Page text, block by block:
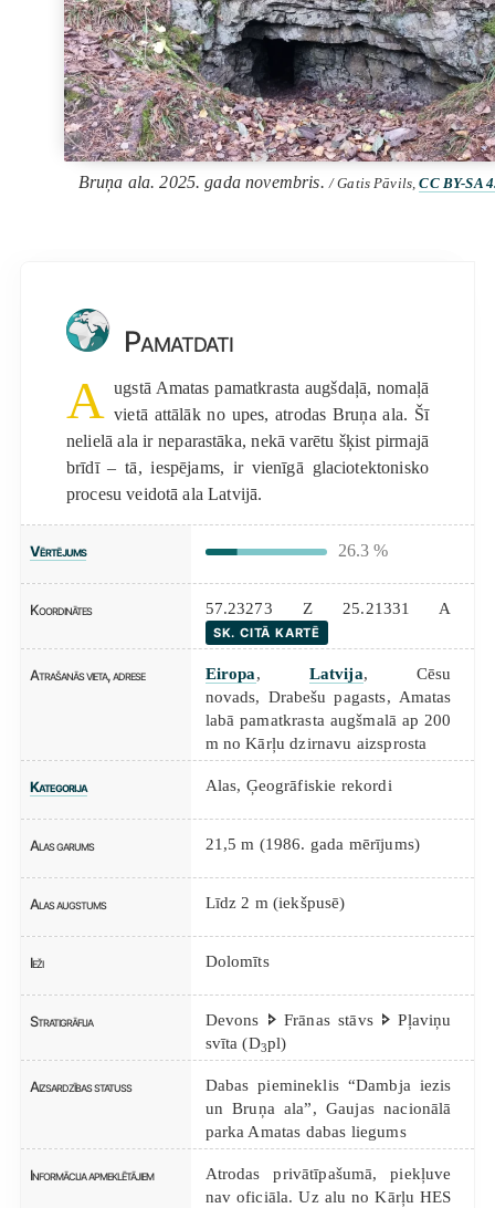
Bruņa ala. 2025. gada novembris. / Gatis Pāvils,CC BY-SA
Pamatdati
A ugstā Amatas pamatkrasta augšdaļā, nomaļā
vietā attālāk no upes, atrodas Bruņa ala. Šī
nelielā ala ir neparastāka, nekā varētu šķist pirmajā
brīdī – tā, iespējams, ir vienīgā glaciotektonisko
procesu veidotā ala Latvijā.
Vērtējums 26.3 %
Koordinātes 57.23273 Z 25.21331 A
SK. CITĀ KARTĒ
Atrašanās vieta, adrese Eiropa, Latvija, Cēsu
novads, Drabešu pagasts, Amatas
labā pamatkrasta augšmalā ap 200
m no Kārļu dzirnavu aizsprosta
Kategorija Alas, Ģeogrāfiskie rekordi
Alas garums 21,5 m (1986. gada mērījums)
Alas augstums Līdz 2 m (iekšpusē)
Ieži Dolomīts
Stratigrāfija
Devons 🢖 Frānas stāvs 🢖 Pļaviņu
svīta (D3pl)
Aizsardzības statuss
Dabas piemineklis “Dambja iezis
un Bruņa ala”, Gaujas nacionālā
parka Amatas dabas liegums
Informācija apmeklētājiem
Atrodas privātīpašumā, piekļuve
nav oficiāla. Uz alu no Kārļu HES